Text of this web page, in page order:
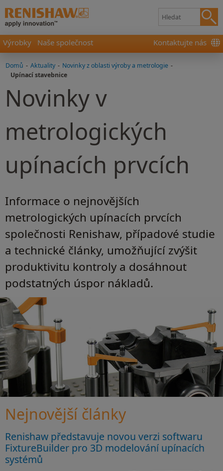
Výrobky Naše společnost Kontaktujte nás
Domů - Aktuality - Novinky z oblasti výroby a metrologie -
Upínací stavebnice
Novinky v
metrologických
upínacích prvcích
Informace o nejnovějších
metrologických upínacích prvcích
společnosti Renishaw, případové studie
a technické články, umožňující zvýšit
produktivitu kontroly a dosáhnout
podstatných úspor nákladů.
Nejnovější články
Renishaw představuje novou verzi softwaru
FixtureBuilder pro 3D modelování upínacích
systémů